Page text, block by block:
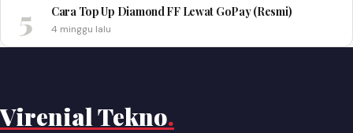
5 Cara Top Up Diamond FF Lewat GoPay (Resmi)
4 minggu lalu
Virenial Tekno.